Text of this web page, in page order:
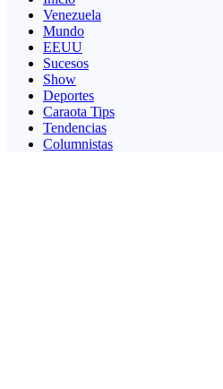
Venezuela
Mundo
EEUU
Sucesos
Show
Deportes
Caraota Tips
Tendencias
Columnistas